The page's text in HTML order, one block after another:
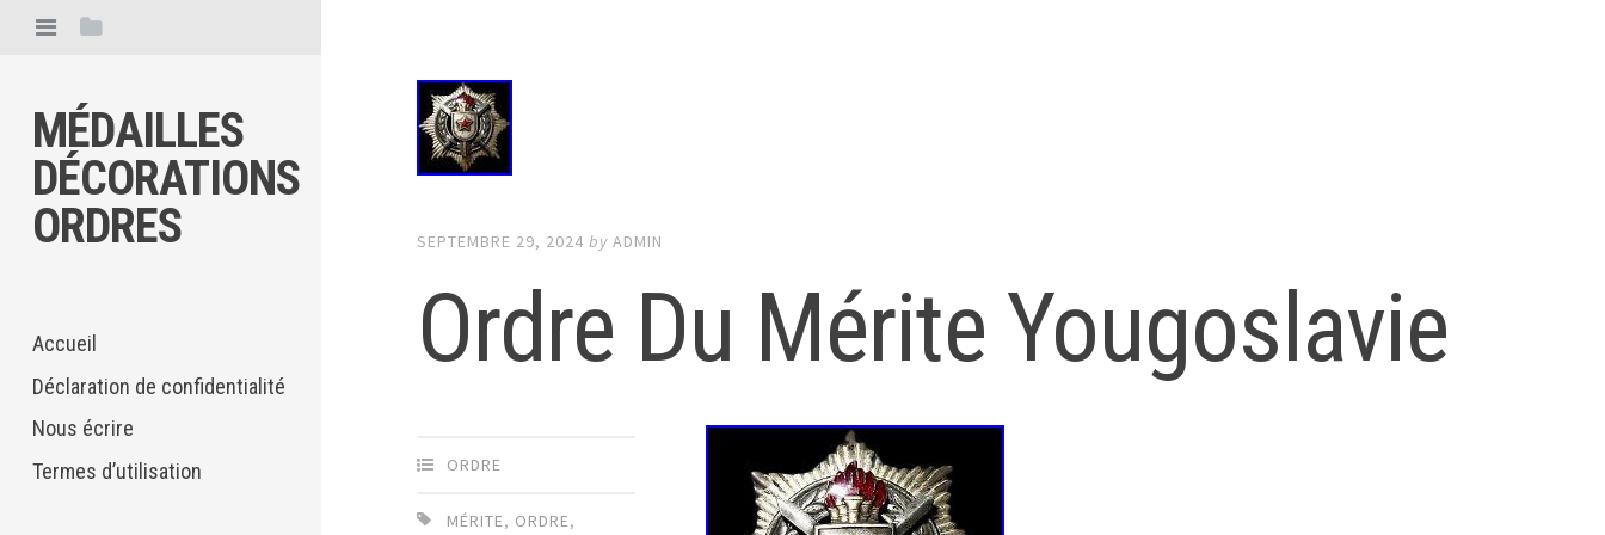
MÉDAILLES
DÉCORATIONS
ORDRES
Accueil
Déclaration de confidentialité
Nous écrire
Termes d’utilisation
SEPTEMBRE 29, 2024 byADMIN
Ordre Du Mérite Yougoslavie
ORDRE
MÉRITE, ORDRE,